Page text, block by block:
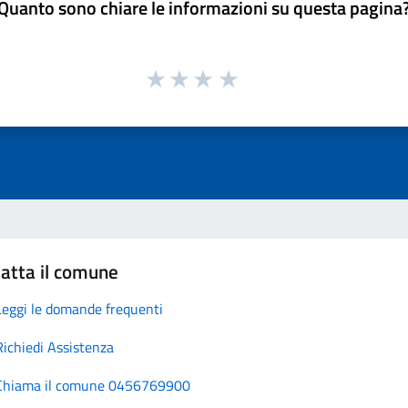
sono chiare le informazioni su questa
il comune
le domande frequenti
Assistenza
il comune 0456769900